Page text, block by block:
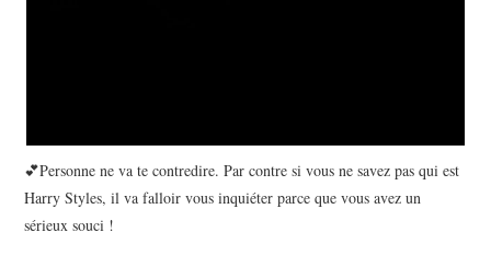
💕Personne ne va te contredire. Par contre si vous ne savez pas qui est
Harry Styles, il va falloir vous inquiéter parce que vous avez un
sérieux souci !